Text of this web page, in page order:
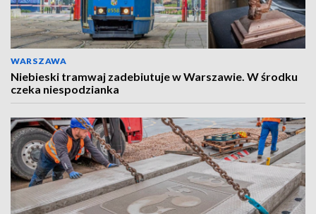
WARSZAWA
Niebieski tramwaj zadebiutuje w Warszawie. W środku
czeka niespodzianka